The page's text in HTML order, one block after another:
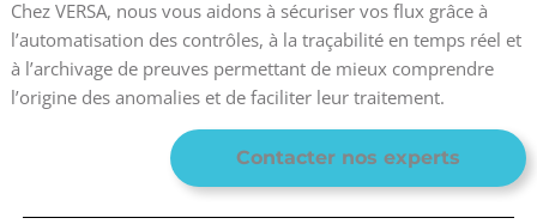
Chez VERSA, nous vous aidons à sécuriser vos flux grâce à
l’automatisation des contrôles, à la traçabilité en temps réel et
à l’archivage de preuves permettant de mieux comprendre
l’origine des anomalies et de faciliter leur traitement.
Contacter nos experts